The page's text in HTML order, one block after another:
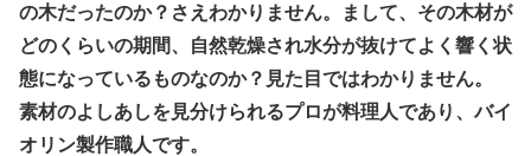
の木だったのか？さえわかりません。まして、その木材が
どのくらいの期間、自然乾燥され水分が抜けてよく響く状
態になっているものなのか？見た目ではわかりません。
素材のよしあしを見分けられるプロが料理人であり、バイ
オリン製作職人です。